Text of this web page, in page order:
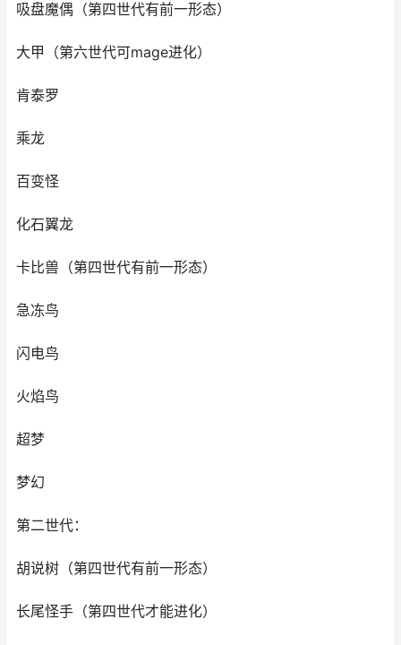
吸盘魔偶（第四世代有前一形态）
大甲（第六世代可mage进化）
肯泰罗
乘龙
百变怪
化石翼龙
卡比兽（第四世代有前一形态）
急冻鸟
闪电鸟
火焰鸟
超梦
梦幻
第二世代：
胡说树（第四世代有前一形态）
长尾怪手（第四世代才能进化）